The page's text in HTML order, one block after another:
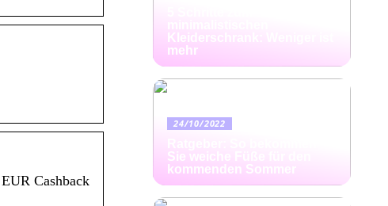
Cashback
minimalistischen
Kleiderschrank: Weniger ist
mehr
24/10/2022
Sie weiche Füße für den
kommenden Sommer